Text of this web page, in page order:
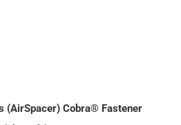
(AirSpacer) Cobra® Fastener